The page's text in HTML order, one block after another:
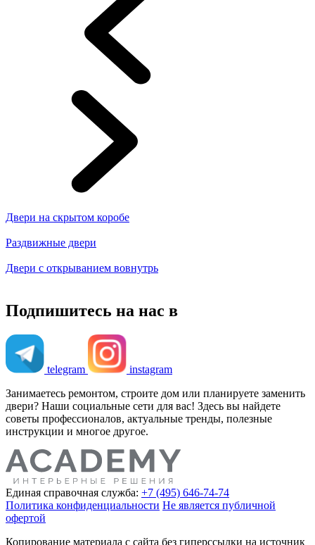
Двери на скрытом коробе
Раздвижные двери
Двери с открыванием вовнутрь
Подпишитесь на нас в
telegram
instagram
Занимаетесь ремонтом, строите дом или планируете заменить
двери? Наши социальные сети для вас! Здесь вы найдете
советы профессионалов, актуальные тренды, полезные
инструкции и многое другое.
Единая справочная служба: +7 (495) 646-74-74
Политика конфиденциальности Не является публичной
офертой
Копирование материала с сайта без гиперссылки на источник